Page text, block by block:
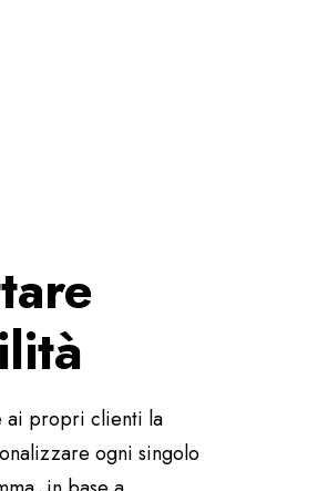
ai propri clienti la
ogni singolo